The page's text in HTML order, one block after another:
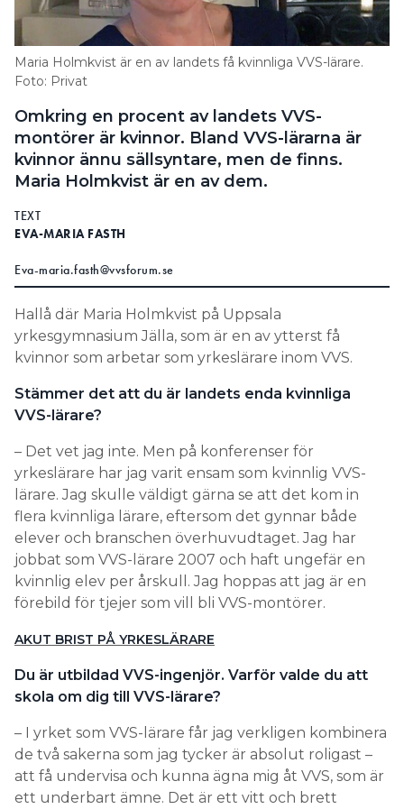
Om tidningen
Information om GDPR
Search for:
SEARCH
Maria Holmkvist är en av landets få kvinnliga VVS-lärare.
Foto: Privat
Omkring en procent av landets VVS-
montörer är kvinnor. Bland VVS-lärarna är
kvinnor ännu sällsyntare, men de finns.
Maria Holmkvist är en av dem.
TEXT
EVA-MARIA FASTH
Eva-maria.fasth@vvsforum.se
Hallå där Maria Holmkvist på Uppsala
yrkesgymnasium Jälla, som är en av ytterst få
kvinnor som arbetar som yrkeslärare inom VVS.
Stämmer det att du är landets enda kvinnliga
VVS-lärare?
– Det vet jag inte. Men på konferenser för
yrkeslärare har jag varit ensam som kvinnlig VVS-
lärare. Jag skulle väldigt gärna se att det kom in
flera kvinnliga lärare, eftersom det gynnar både
elever och branschen överhuvudtaget. Jag har
jobbat som VVS-lärare 2007 och haft ungefär en
kvinnlig elev per årskull. Jag hoppas att jag är en
förebild för tjejer som vill bli VVS-montörer.
AKUT BRIST PÅ YRKESLÄRARE
Du är utbildad VVS-ingenjör. Varför valde du att
skola om dig till VVS-lärare?
– I yrket som VVS-lärare får jag verkligen kombinera
de två sakerna som jag tycker är absolut roligast –
att få undervisa och kunna ägna mig åt VVS, som är
ett underbart ämne. Det är ett vitt och brett